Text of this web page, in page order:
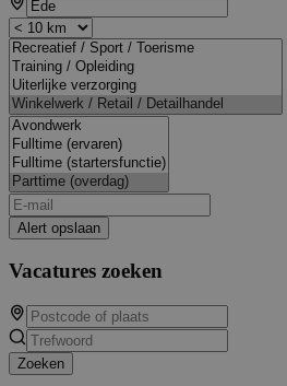
Alert opslaan
Vacatures zoeken
Zoeken